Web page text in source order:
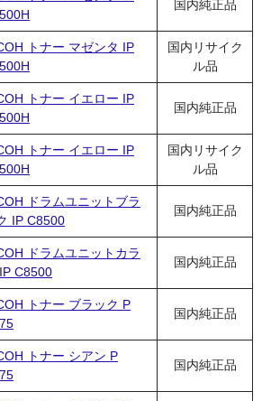
国内純正品
トナー マゼンタ IP
国内リサイク
ル品
トナー イエロー IP
国内純正品
トナー イエロー IP
国内リサイク
ル品
ドラムユニットブラ
IP C8500
国内純正品
ドラムユニットカラ
C8500
国内純正品
トナー ブラック P
国内純正品
トナー シアン P
国内純正品